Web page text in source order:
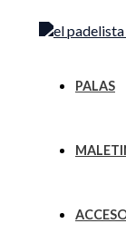
contenido
PALAS